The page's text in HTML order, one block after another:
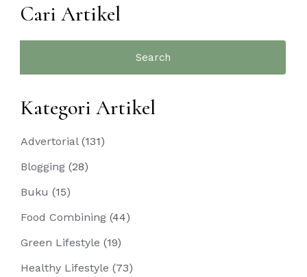
Cari Artikel
Kategori Artikel
Advertorial(131)
Blogging (28)
Buku (15)
Food Combining (44)
Green Lifestyle (19)
Healthy Lifestyle (73)